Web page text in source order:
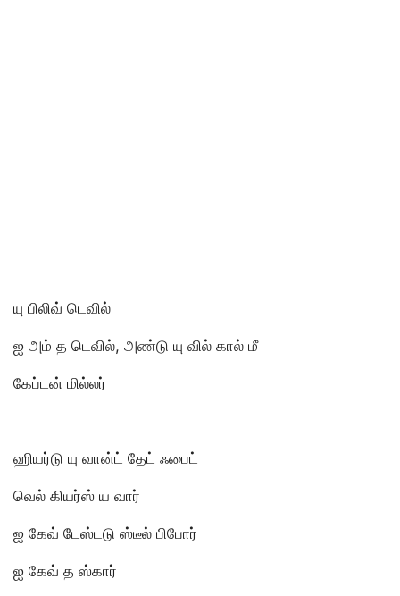
யு பிலிவ் டெவில்
ஐ அம் த டெவில், அண்டு யு வில் கால் மீ
கேப்டன் மில்லர்
ஹியர்டு யு வான்ட் தேட் ஃபைட்
வெல் கியர்ஸ் ய வார்
ஐ கேவ் டேஸ்டடு ஸ்டீல் பிபோர்
ஐ கேவ் த ஸ்கார்